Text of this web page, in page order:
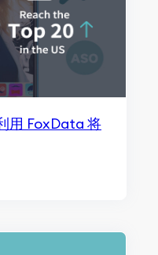
用 FoxData 将